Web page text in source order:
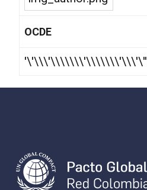
OCDE
'\'\\\'\\\\\\\'\\\\\\\'\\\'\''